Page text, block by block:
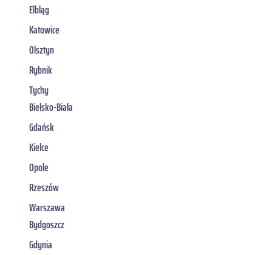
Elbląg
Katowice
Olsztyn
Rybnik
Tychy
Bielsko-Biała
Gdańsk
Kielce
Opole
Rzeszów
Warszawa
Bydgoszcz
Gdynia